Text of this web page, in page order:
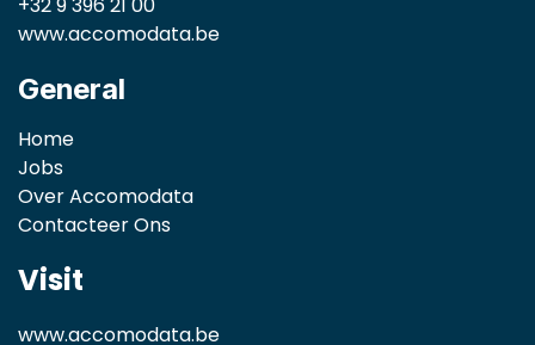
www.accomodata.be
General
Home
Jobs
Over Accomodata
Contacteer Ons
Visit
www.accomodata.be